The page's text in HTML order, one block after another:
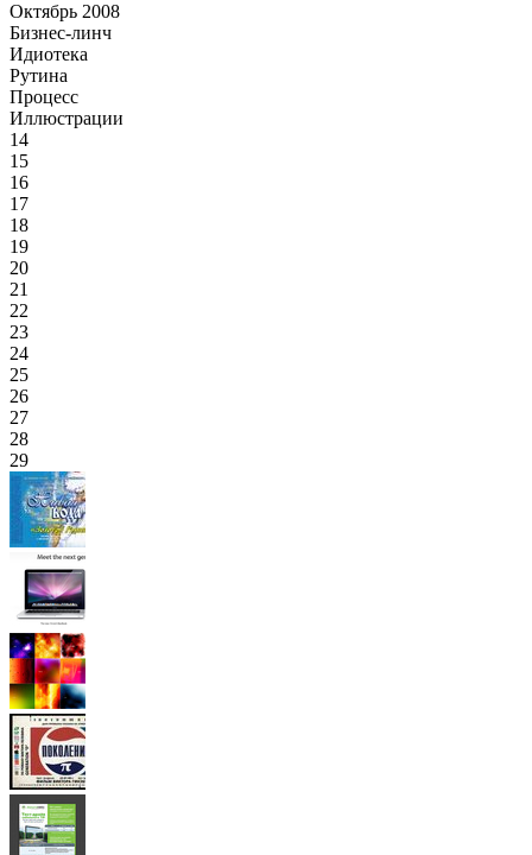
Октябрь 2008
Бизнес-линч
Идиотека
Рутина
Процесс
Иллюстрации
14
15
16
17
18
19
20
21
22
23
24
25
26
27
28
29